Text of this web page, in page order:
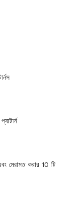
মেরামত করার 10 টি